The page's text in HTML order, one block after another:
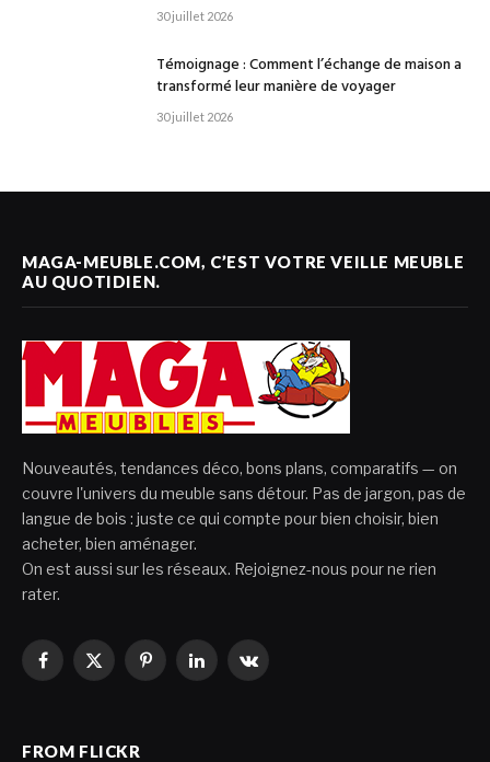
30 juillet 2026
Témoignage : Comment l’échange de maison a
transformé leur manière de voyager
30 juillet 2026
MAGA-MEUBLE.COM, C’EST VOTRE VEILLE MEUBLE
AU QUOTIDIEN.
Nouveautés, tendances déco, bons plans, comparatifs — on
couvre l'univers du meuble sans détour. Pas de jargon, pas de
langue de bois : juste ce qui compte pour bien choisir, bien
acheter, bien aménager.
On est aussi sur les réseaux. Rejoignez-nous pour ne rien
rater.
Facebook
X
PinterestLinkedInVKontakte
FROM FLICKR